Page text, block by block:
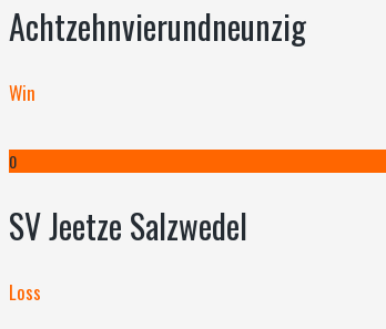
Achtzehnvierundneunzig
Win
0
SV Jeetze Salzwedel
Loss